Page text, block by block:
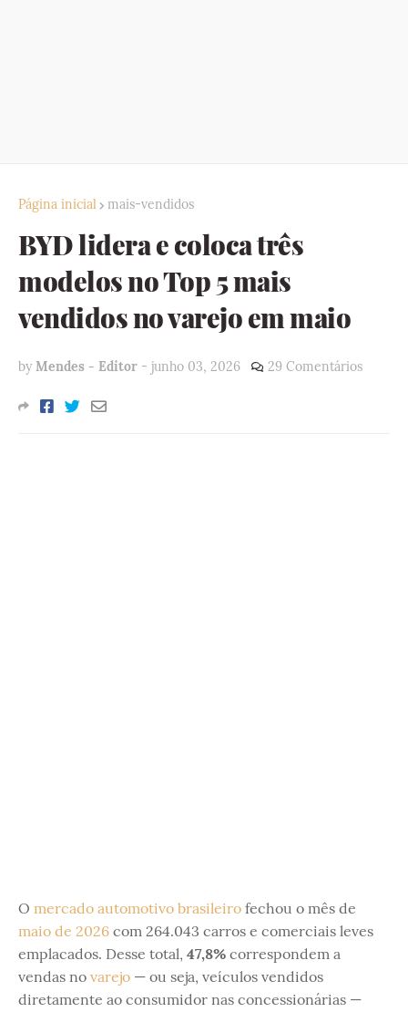
Página inicial mais-vendidos
BYD lidera e coloca três
modelos no Top 5 mais
vendidos no varejo em maio
by Mendes - Editor - junho 03, 2026 29 Comentários
O mercado automotivo brasileiro fechou o mês de
maio de 2026 com 264.043 carros e comerciais leves
emplacados. Desse total, 47,8% correspondem a
vendas no varejo — ou seja, veículos vendidos
diretamente ao consumidor nas concessionárias —